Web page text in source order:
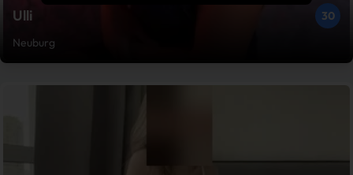
Ulli
30
Neuburg